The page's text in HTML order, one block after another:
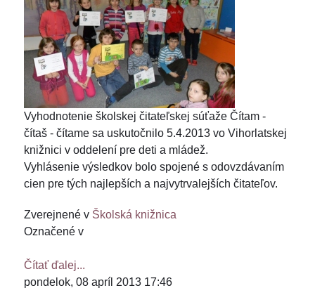
Vyhodnotenie školskej čitateľskej súťaže Čítam -
čítaš - čítame sa uskutočnilo 5.4.2013 vo Vihorlatskej
knižnici v oddelení pre deti a mládež.
Vyhlásenie výsledkov bolo spojené s odovzdávaním
cien pre tých najlepších a najvytrvalejších čitateľov.
Zverejnené v Školská knižnica
Označené v
Čítať ďalej...
pondelok, 08 apríl 2013 17:46